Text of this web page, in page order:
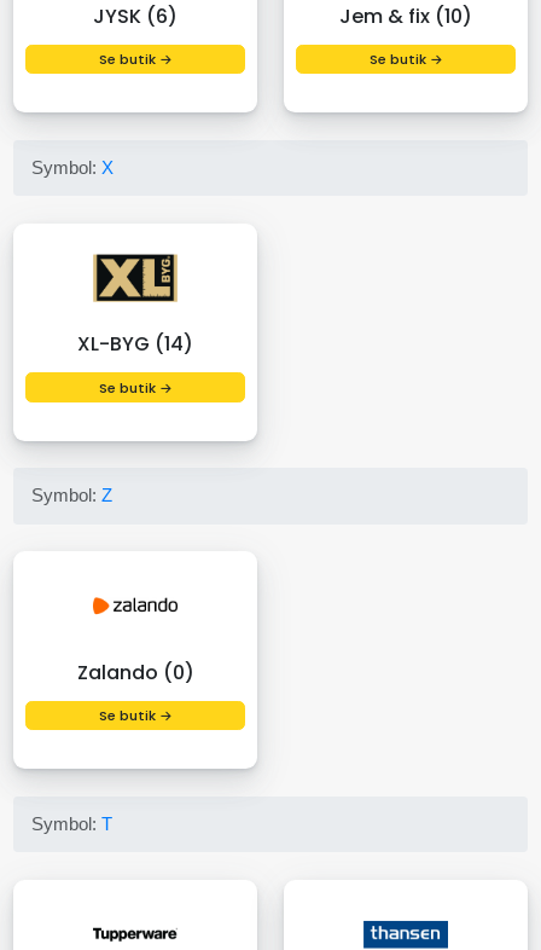
JYSK (6)
Se butik →
Jem & fix (10)
Se butik →
Symbol: X
XL-BYG (14)
Se butik →
Symbol:Z
Zalando (0)
Se butik →
Symbol:T